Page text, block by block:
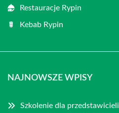
Restauracje Rypin
Kebab Rypin
NAJNOWSZE WPISY
Szkolenie dla